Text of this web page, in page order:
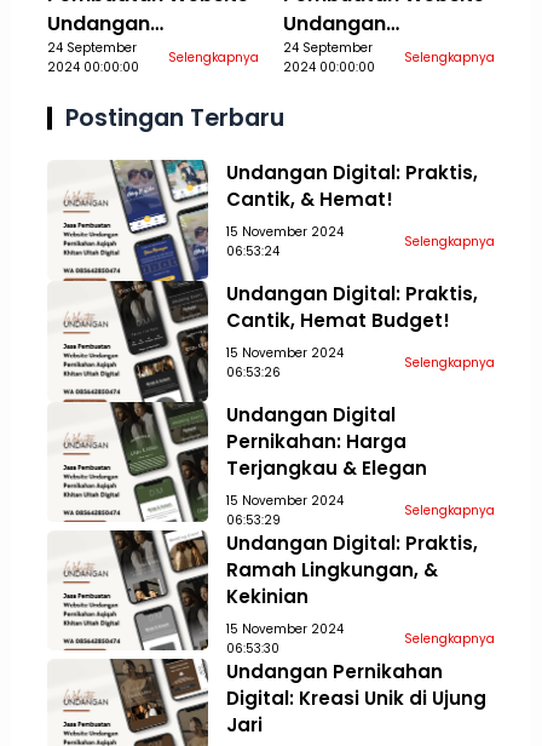
Undangan
Pernikahan Aqiqah
Aceh Tamiang
24 September
2024 00:00:00
Selengkapnya
Undangan
Pernikahan Aqiqah
Aceh Tengah
24 September
2024 00:00:00
Selengkapnya
Postingan Terbaru
Undangan Digital: Praktis,
Cantik, & Hemat!
15 November 2024
06:53:24
Selengkapnya
Undangan Digital: Praktis,
Cantik, Hemat Budget!
15 November 2024
06:53:26
Selengkapnya
Undangan Digital
Pernikahan: Harga
Terjangkau & Elegan
15 November 2024
06:53:29
Selengkapnya
Undangan Digital: Praktis,
Ramah Lingkungan, &
Kekinian
15 November 2024
06:53:30
Selengkapnya
Undangan Pernikahan
Digital: Kreasi Unik di Ujung
Jari